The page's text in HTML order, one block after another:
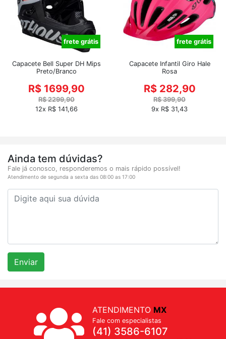
frete grátis
Capacete Bell Super DH Mips
Preto/Branco
R$ 1699,90
R$ 2299,90
12x R$ 141,66
frete grátis
Capacete Infantil Giro Hale
Rosa
R$ 282,90
R$ 399,90
9x R$ 31,43
Ainda tem dúvidas?
Fale já conosco, responderemos o mais rápido possível!
Atendimento de segunda a sexta das 08:00 as 17:00
Enviar
ATENDIMENTO MX
Fale com especialistas
(41) 3586-6107